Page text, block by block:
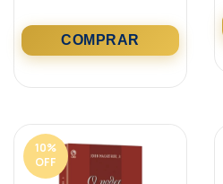
10%
OFF